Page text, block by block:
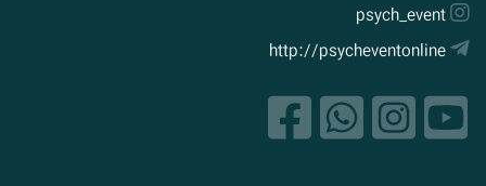
psych_event
http://psycheventonline